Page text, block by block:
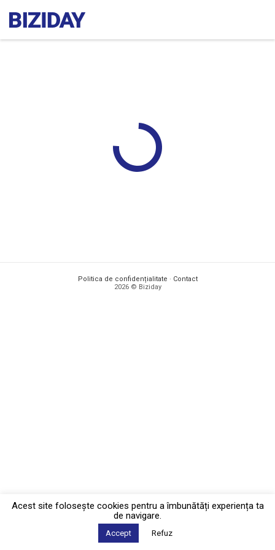
Politica de confidențialitate · Contact
2026 © Biziday
Acest site foloseşte cookies pentru a îmbunătăți experiența ta
de navigare.
Accept Refuz